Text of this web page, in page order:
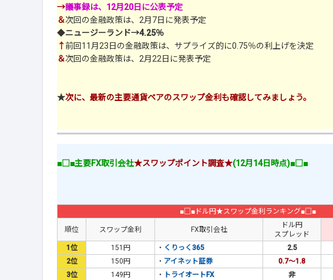
→議事録は、12月20日に公表予定
＆次回の金融政策は、2月7日に発表予定
◆ニュージーランド→4.25％
↑前回11月23日の金融政策は、サプライズ的に0.75％の利上げを決定
＆次回の金融政策は、2月22日に発表予定
★次に、最新の主要通貨ペアのスワップ金利も確認してみましょう。
■□■主要FX取引会社★スワップポイント調査★(12月14日時点)■□■
■□■ドル円★スワップ金利ランキング■□■
順位 スワップ金利 FX取引会社
ドル円
スプレッド
1位
151円 ・ くりっく365 2.5
2位
150円 ・ アイネット証券 0.7～1.8
3位
149円 ・ トライオートFX 非